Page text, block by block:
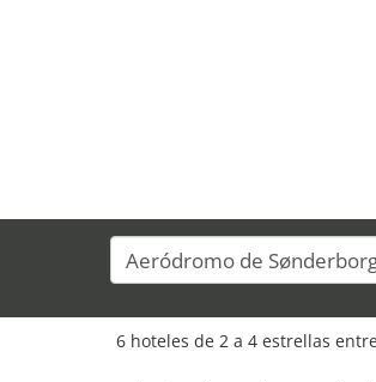
6 hoteles de 2 a 4 estrellas